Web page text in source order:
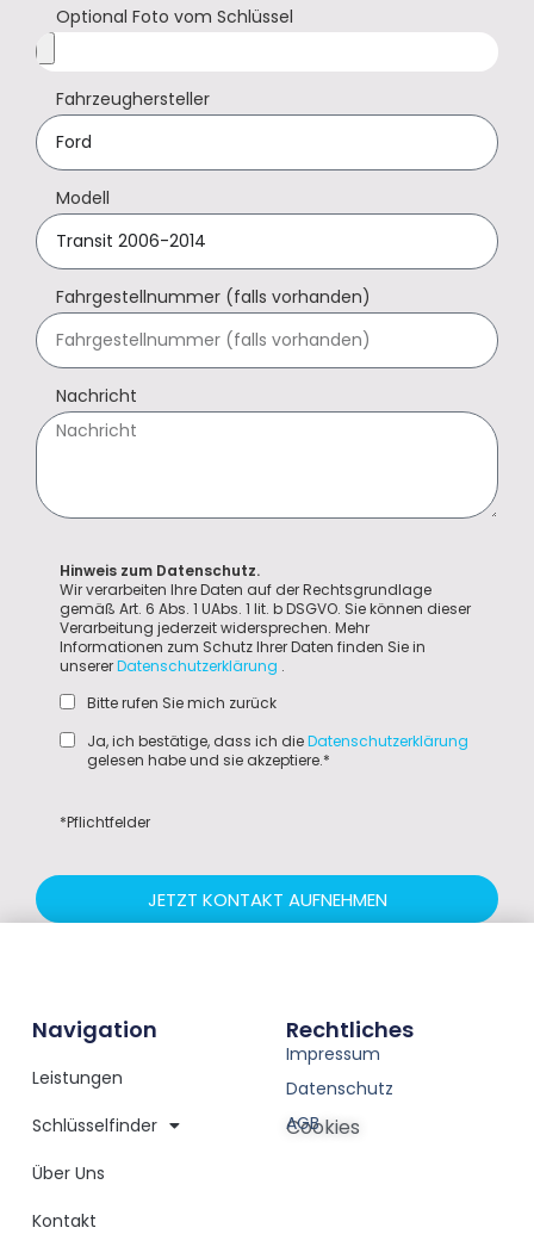
Optional Foto vom Schlüssel
Fahrzeughersteller
Modell
Fahrgestellnummer (falls vorhanden)
Nachricht
Hinweis zum Datenschutz.
Wir verarbeiten Ihre Daten auf der Rechtsgrundlage
gemäß Art. 6 Abs. 1 UAbs. 1 lit. b DSGVO. Sie können dieser
Verarbeitung jederzeit widersprechen. Mehr
Informationen zum Schutz Ihrer Daten finden Sie in
unsererDatenschutzerklärung .
Bitte rufen Sie mich zurück
Ja, ich bestätige, dass ich dieDatenschutzerklärung
gelesen habe und sie akzeptiere.*
*Pflichtfelder
JETZT KONTAKT AUFNEHMEN
Navigation
Leistungen
Schlüsselfinder
Über Uns
Kontakt
Rechtliches
Impressum
Datenschutz
AGB
Cookies